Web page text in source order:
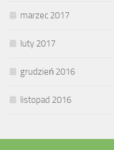
marzec 2017
luty 2017
grudzień 2016
listopad 2016